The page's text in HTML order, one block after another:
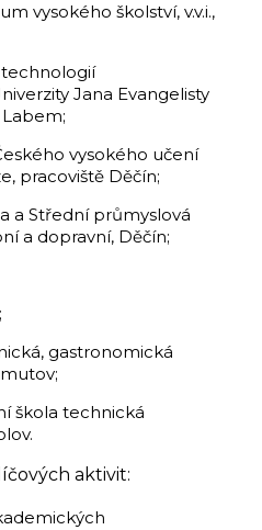
vysokého školství, v.v.i.,
Jana Evangelisty
vysokého učení
pracoviště Děčín;
a Střední průmyslová
a dopravní, Děčín;
gastronomická
škola technická
aktivit: